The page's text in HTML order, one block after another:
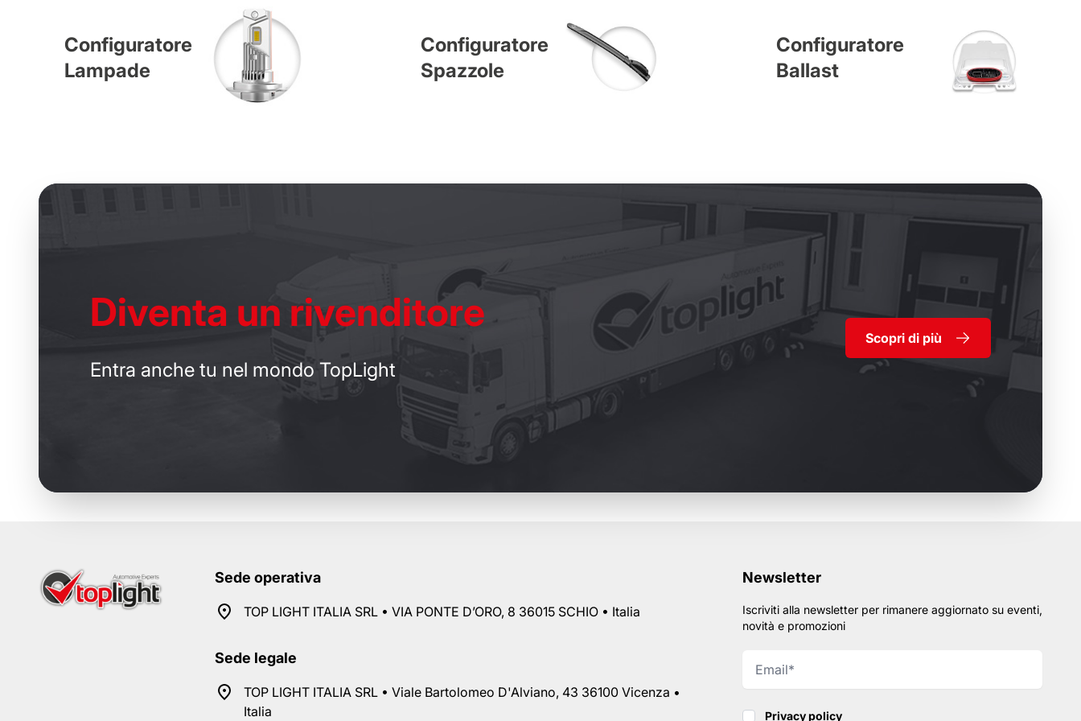
Configuratore
Lampade
Configuratore
Spazzole
Configuratore
Ballast
Diventa un rivenditore
Entra anche tu nel mondo TopLight
Scopri di più
Sede operativa
TOP LIGHT ITALIA SRL • VIA PONTE D’ORO, 8 36015 SCHIO • Italia
Sede legale
TOP LIGHT ITALIA SRL • Viale Bartolomeo D'Alviano, 43 36100 Vicenza •
Italia
Newsletter
Iscriviti alla newsletter per rimanere aggiornato su eventi,
novità e promozioni
Privacy policy